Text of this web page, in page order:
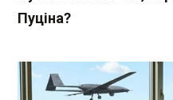
Пуціна?